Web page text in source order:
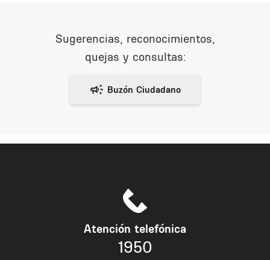
Sugerencias, reconocimientos,
quejas y consultas:
Atención telefónica
1950